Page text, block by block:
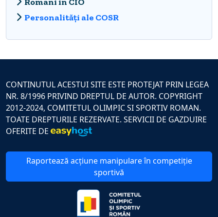
Personalități ale COSR
CONTINUTUL ACESTUI SITE ESTE PROTEJAT PRIN LEGEA
NR. 8/1996 PRIVIND DREPTUL DE AUTOR. COPYRIGHT
2012-2024, COMITETUL OLIMPIC SI SPORTIV ROMAN.
TOATE DREPTURILE REZERVATE. SERVICII DE GAZDUIRE
OFERITE DE
Raportează acțiune manipulare în competiție
sportivă